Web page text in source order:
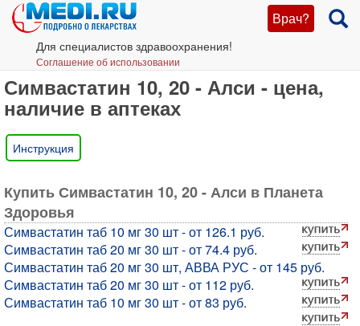
Врач?
Для специалистов здравоохранения!
Соглашение об использовании
Симвастатин 10, 20 - Алси - цена,
наличие в аптеках
Инструкция
Купить Симвастатин 10, 20 - Алси в Планета
Здоровья
Симвастатин таб 10 мг 30 шт - от 126.1 руб.
Симвастатин таб 20 мг 30 шт - от 74.4 руб.
Симвастатин таб 20 мг 30 шт, АВВА РУС - от 145 руб.
Симвастатин таб 20 мг 30 шт - от 112 руб.
Симвастатин таб 10 мг 30 шт - от 83 руб.